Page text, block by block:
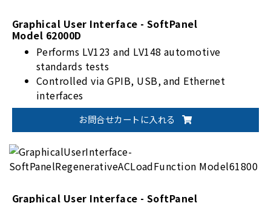
STEP Mode quickly composes one-directional
voltage rise or drop tests
Graphical User Interface - SoftPanel
Model 62000D
Performs LV123 and LV148 automotive
standards tests
Controlled via GPIB, USB, and Ethernet
interfaces
Supports report functions with sampling
rates from 1 to 10,000 seconds, and a record
seconds
List mode supports 100 levels of voltage
rate for voltage, current, and dwell time
お問合せカートに入れる
Graphical User Interface - SoftPanel